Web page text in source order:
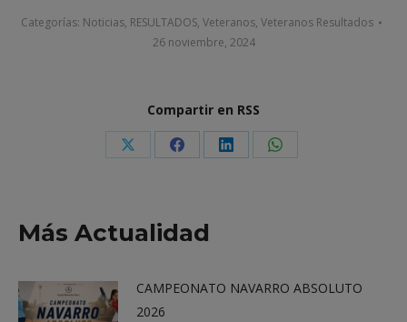
Categorías: Noticias, RESULTADOS, Veteranos, Veteranos Resultados
26 noviembre, 2024
Compartir en RSS
Share Share Share Share
Más Actualidad
CAMPEONATO NAVARRO ABSOLUTO
2026